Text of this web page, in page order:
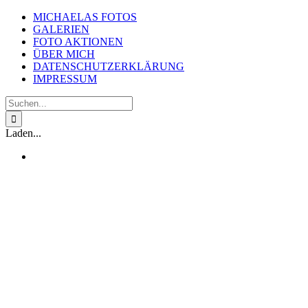
Zum
Inhalt
springen
MICHAELAS FOTOS
GALERIEN
FOTO AKTIONEN
ÜBER MICH
DATENSCHUTZERKLÄRUNG
IMPRESSUM
Suche
nach:
Laden...